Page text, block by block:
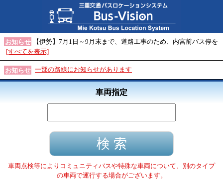
お知らせ
【伊勢】7月1日～9月末まで、道路工事のため、内宮前バス停を
[すべてを表示]
お知らせ 一部の路線にお知らせがあります
車両指定
車両点検等によりコミュニティバスや特殊な車両について、別のタイプ
の車両で運行する場合がございます。